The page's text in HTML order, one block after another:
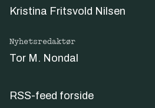
Kristina Fritsvold Nilsen
Nyhetsredaktør
Tor M. Nondal
RSS-feed forside